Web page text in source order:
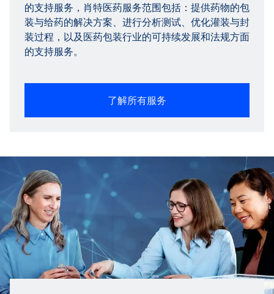
的支持服务，肖特医药服务范围包括：提供药物的包
装与给药的解决方案、进行分析测试、优化灌装与封
装过程，以及医药包装行业的可持续发展和法规方面
的支持服务。
了解所有服务